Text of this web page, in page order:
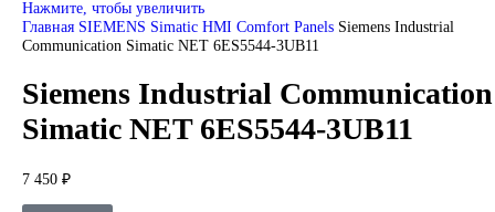
Сервопривод Siemens SQM
Сервопривод Siemens SKP
Газовый электромагнитный клапан Siemens
Главная
О Комании
Доставка
Контакты